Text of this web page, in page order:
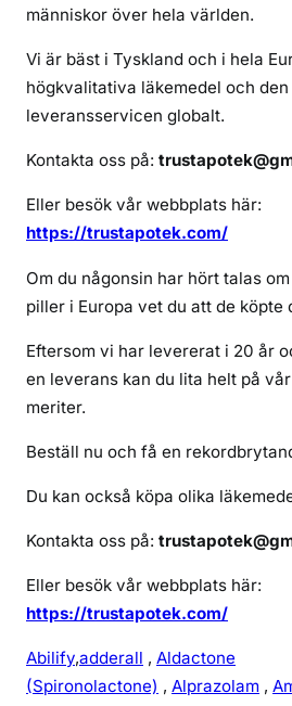
människor över hela världen.
Vi är bäst i Tyskland och i hela
högkvalitativa läkemedel och den
leveransservicen globalt.
Kontakta oss på:
Eller besök vår webbplats här:
https://trustapotek.com/
Om du någonsin har hört talas
piller i Europa vet du att de köpte
Eftersom vi har levererat i 20 år
en leverans kan du lita helt på
meriter.
Beställ nu och få en
Du kan också köpa olika
Kontakta oss på:
Eller besök vår webbplats här:
https://trustapotek.com/
Abilify,adderall , Aldactone
(Spironolactone) , Alprazolam ,